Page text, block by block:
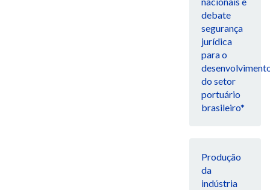
debate
segurança
jurídica
para o
do setor
portuário
brasileiro*
Produção
da
indústria